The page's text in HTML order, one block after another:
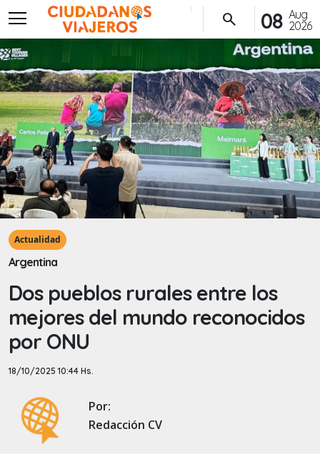
menu
Aug
2026
08
search
Actualidad
Argentina
Dos pueblos rurales entre los
mejores del mundo reconocidos
por ONU
18/10/2025 10:44 Hs.
Por:
Redacción CV